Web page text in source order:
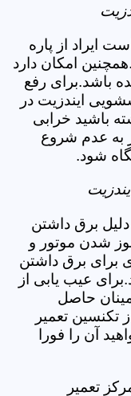
ایراد از پاره
امکان دارد
باشد.برای رفع
ایندزیت در
باشید خرابی
به عدم شروع
شود.
برق داشتن
شدن موتور و
برای برق داشتن
عیب یابی از
حاصل
تکنسین تعمیر
آن را فورا
تعمیر